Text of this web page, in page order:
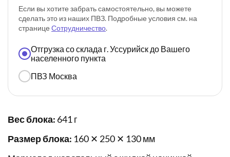
Если вы хотите забрать самостоятельно, вы можете
сделать это из наших ПВЗ. Подробные условия см. на
странице Сотрудничество.
Отгрузка со склада г. Уссурийск до Вашего
населенного пункта
ПВЗ Москва
Вес блока: 641 г
Размер блока: 160 ✕ 250 ✕ 130 мм